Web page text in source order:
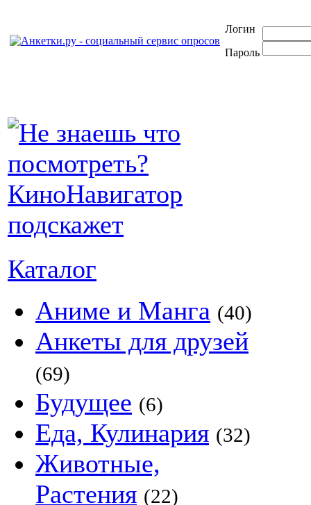
Логин
Пароль
Каталог
Аниме и Манга (40)
Анкеты для друзей
(69)
Будущее (6)
Еда, Кулинария (32)
Животные,
Растения (22)